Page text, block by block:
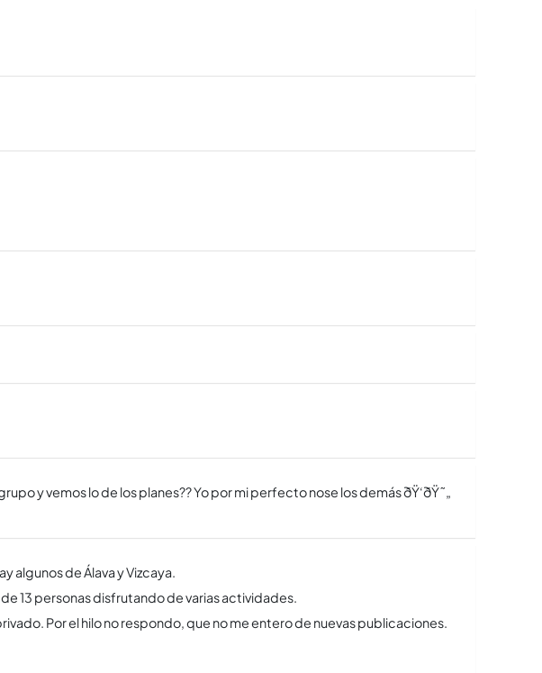
y vemos lo de los planes?? Yo por mi perfecto nose los demás ðŸ‘ðŸ˜„
algunos de Álava y Vizcaya.
13 personas disfrutando de varias actividades.
Por el hilo no respondo, que no me entero de nuevas publicaciones.